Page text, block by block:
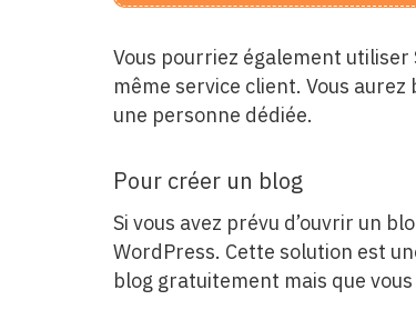
Vous pourriez également utiliser
même service client. Vous
une personne dédiée.
Pour créer un blog
Si vous avez prévu d’ouvrir un
WordPress. Cette solution est
blog gratuitement mais que